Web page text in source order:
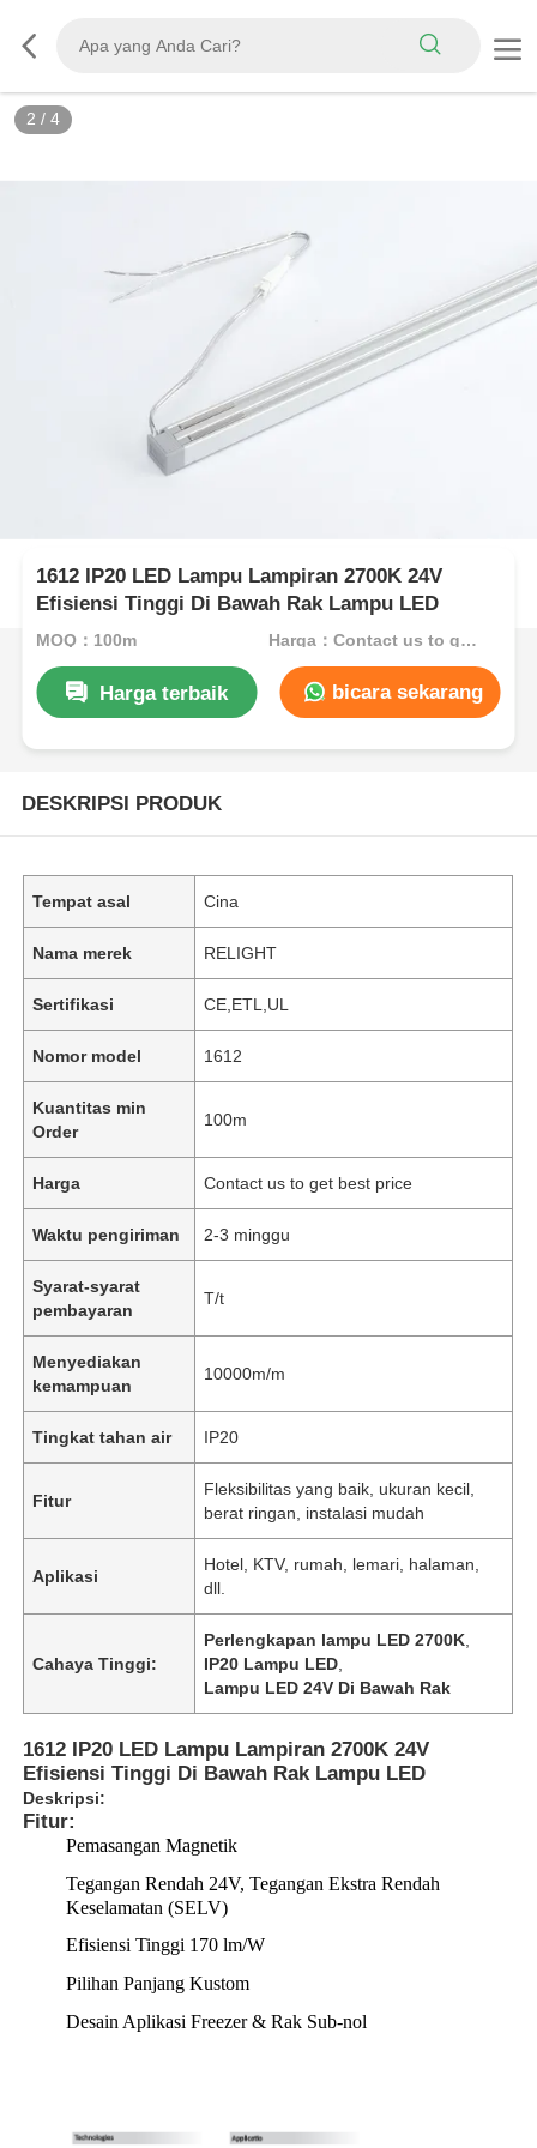
2 / 4
1612 IP20 LED Lampu Lampiran 2700K 24V
Efisiensi Tinggi Di Bawah Rak Lampu LED
MOQ：100m Harga：Contact us to get best price
Harga terbaik bicara sekarang
DESKRIPSI PRODUK
Tempat asal Cina
Nama merek RELIGHT
Sertifikasi CE,ETL,UL
Nomor model 1612
Kuantitas min
Order
100m
Harga Contact us to get best price
Waktu pengiriman 2-3 minggu
Syarat-syarat
pembayaran
T/t
Menyediakan
kemampuan
10000m/m
Tingkat tahan air IP20
Fitur
Fleksibilitas yang baik, ukuran kecil,
berat ringan, instalasi mudah
Aplikasi
Hotel, KTV, rumah, lemari, halaman,
dll.
Cahaya Tinggi:
Perlengkapan lampu LED 2700K
IP20 Lampu LED
Lampu LED 24V Di Bawah Rak
1612 IP20 LED Lampu Lampiran 2700K 24V
Efisiensi Tinggi Di Bawah Rak Lampu LED
Deskripsi:
Fitur:
Pemasangan Magnetik
Tegangan Rendah 24V, Tegangan Ekstra Rendah
Keselamatan (SELV)
Efisiensi Tinggi 170 lm/W
Pilihan Panjang Kustom
Desain Aplikasi Freezer & Rak Sub-nol